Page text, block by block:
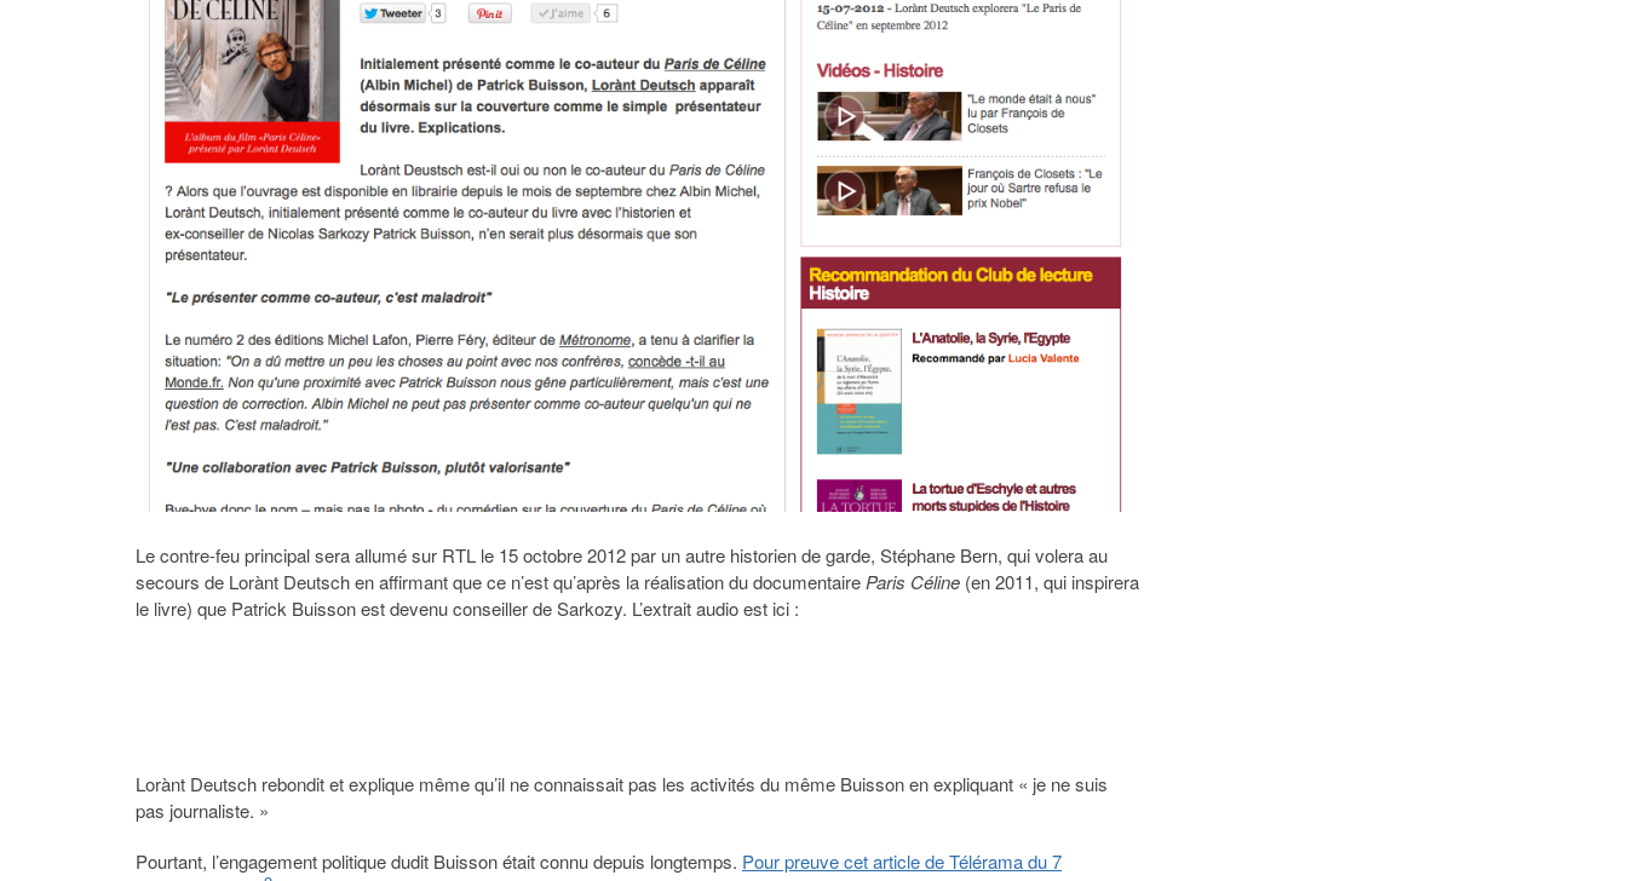
Le contre-feu principal sera allumé sur RTL le 15 octobre 2012 par un autre historien de garde, Stéphane Bern, qui volera au
secours de Lorànt Deutsch en affirmant que ce n’est qu’après la réalisation du documentaire Paris Céline (en 2011, qui inspirera
le livre) que Patrick Buisson est devenu conseiller de Sarkozy. L’extrait audio est ici :
Lorànt Deutsch rebondit et explique même qu’il ne connaissait pas les activités du même Buisson en expliquant « je ne suis
pas journaliste. »
Pourtant, l’engagement politique dudit Buisson était connu depuis longtemps. Pour preuve cet article de Télérama du 7